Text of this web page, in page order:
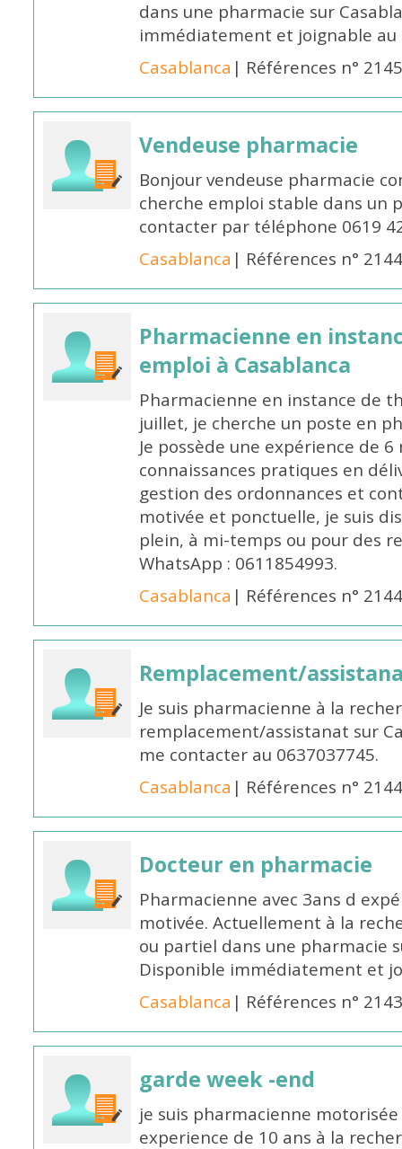
dans une pharmacie sur
immédiatement et joignable au
Casablanca | Références n°
Vendeuse pharmacie
Bonjour vendeuse pharmacie
cherche emploi stable dans un
contacter par téléphone 0619
Casablanca | Références n°
Pharmacienne en
emploi à Casablanca
Pharmacienne en instance de
juillet, je cherche un poste en
Je possède une expérience de
connaissances pratiques en
gestion des ordonnances et
motivée et ponctuelle, je suis
plein, à mi-temps ou pour des
WhatsApp : 0611854993.
Casablanca | Références n°
Remplacement/
Je suis pharmacienne à la
remplacement/assistanat sur
me contacter au 0637037745.
Casablanca | Références n°
Docteur en pharmacie
Pharmacienne avec 3ans d
motivée. Actuellement à la
ou partiel dans une pharmacie
Disponible immédiatement et
Casablanca | Références n°
garde week -end
je suis pharmacienne
experience de 10 ans à la